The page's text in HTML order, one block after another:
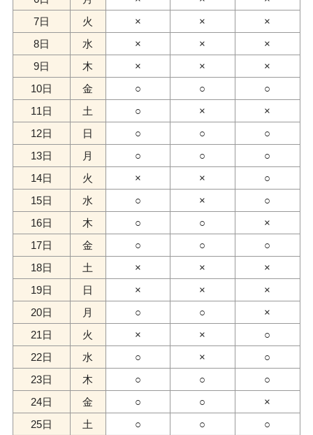
7日
火 × ×
×
8日
水 × ×
×
9日
木 × ×
×
10日
金 ○ ○
○
11日
土 ○ ×
×
12日
日 ○ ○
○
13日
月 ○ ○
○
14日
火 × ×
○
15日
水 ○ ×
○
16日
木 ○ ○
×
17日
金 ○ ○
○
18日
土 × ×
×
19日
日 × ×
×
20日
月 ○ ○
×
21日
火 × ×
○
22日
水 ○ ×
○
23日
木 ○ ○
○
24日
金 ○ ○
×
25日
土 ○ ○
○